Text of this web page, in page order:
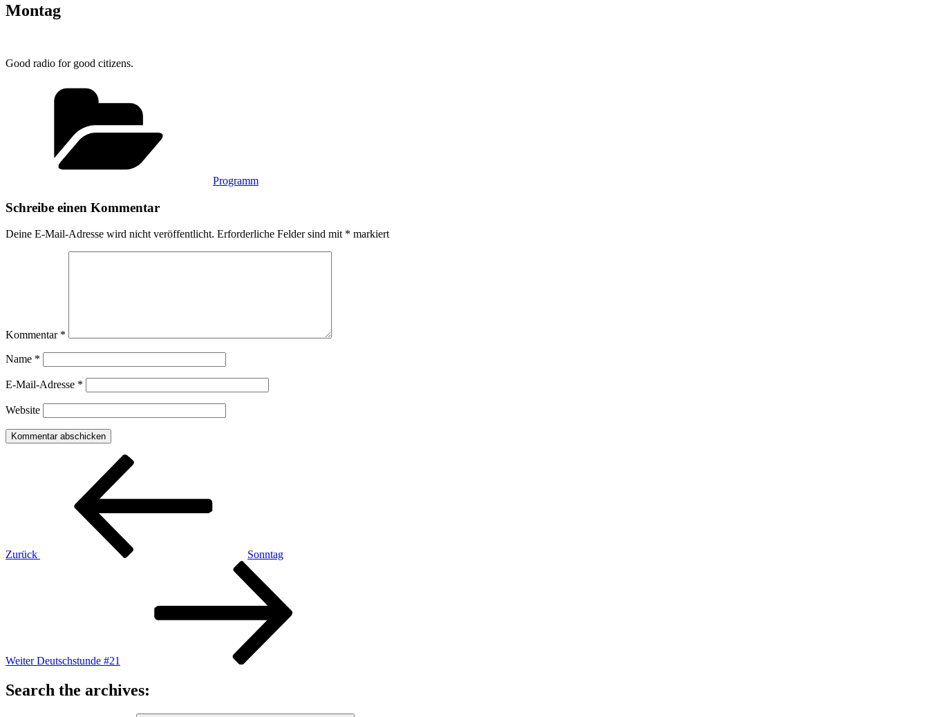
Montag
Good radio for good citizens.
Programm
Schreibe einen Kommentar
Deine E-Mail-Adresse wird nicht veröffentlicht. Erforderliche Felder sind mit * markiert
Kommentar *
Name *
E-Mail-Adresse *
Website
Beitragsnavigation
Zurück
Sonntag
Weiter Deutschstunde #21
Search the archives: